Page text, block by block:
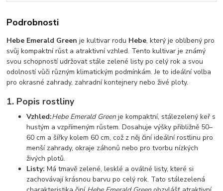
Podrobnosti
Hebe Emerald Green je kultivar rodu Hebe, který je oblíbený pro
svůj kompaktní růst a atraktivní vzhled. Tento kultivar je známý
svou schopností udržovat stále zelené listy po celý rok a svou
odolností vůči různým klimatickým podmínkám. Je to ideální volba
pro okrasné zahrady, zahradní kontejnery nebo živé ploty.
1. Popis rostliny
Vzhled:Hebe Emerald Green je kompaktní, stálezelený keř s
hustým a vzpřímeným růstem. Dosahuje výšky přibližně 50–
60 cm a šířky kolem 60 cm, což z něj činí ideální rostlinu pro
menší zahrady, okraje záhonů nebo pro tvorbu nízkých
živých plotů.
Listy: Má tmavě zelené, lesklé a oválné listy, které si
zachovávají krásnou barvu po celý rok. Tato stálezelená